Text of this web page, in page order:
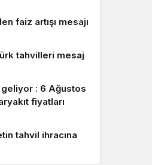
seçin.
faiz artışı mesajı
tahvilleri mesaj
: 6 Ağustos
fiyatları
tahvil ihracına